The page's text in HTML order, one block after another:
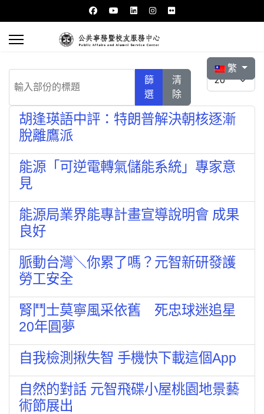
選擇你的語言
繁
篩
選
清
除
每頁顯示條數
胡逢瑛語中評：特朗普解決朝核逐漸
脫離鷹派
能源「可逆電轉氣儲能系統」專家意
見
能源局業界能專計畫宣導說明會 成果
良好
脈動台灣＼你累了嗎？元智新研發護
勞工安全
腎鬥士莫寧風采依舊 死忠球迷追星
20年圓夢
自我檢測揪失智 手機快下載這個App
自然的對話 元智飛碟小屋桃園地景藝
術節展出